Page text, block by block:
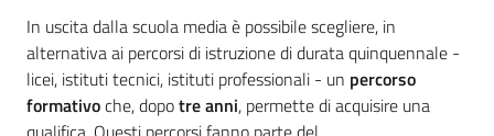
i
g
r
a
In uscita dalla scuola media è possibile scegliere, in
alternativa ai percorsi di istruzione di durata quinquennale -
licei, istituti tecnici, istituti professionali - un percorso
formativoche, dopotre anni, permette di acquisire una